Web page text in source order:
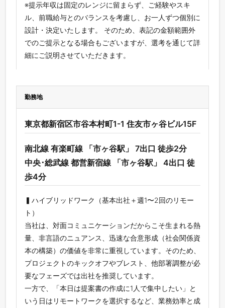
※提示年収は固定のレンジに留まらず、ご経験やスキ
ル、前職給与とのバランスを考慮し、お一人ずつ個別に
設計・決定いたします。 そのため、表記の金額範囲外
でのご提示となる場合もございますが、選考を通じて詳
細にご説明させていただきます。
勤務地
東京都新宿区市谷本村町1-1 住友市ヶ谷ビル15F
南北線 有楽町線 「市ヶ谷駅」 7出口 徒歩2分
中央･総武線 都営新宿線 「市ヶ谷駅」 4出口 徒
歩4分
▍ハイブリッドワーク（基本出社＋週1〜2回のリモー
ト）
当社は、対面コミュニケーションだからこそ生まれる熱
量、非言語のニュアンス、迅速な合意形成（社会関係資
本の構築）の価値を非常に重視しています。そのため、
プロジェクトのキックオフやブレスト、他部署調整が必
要なフェーズでは出社を推奨しています。
一方で、「本日は提案書の作成に1人で集中したい」と
いう日はリモートワークを選択するなど、業務効率と成